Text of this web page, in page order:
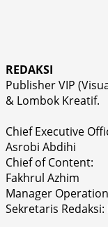
REDAKSI
Publisher VIP
& Lombok Kreatif.
Chief Executive
Asrobi Abdihi
Chief of Content:
Fakhrul Azhim
Manager
Sekretaris